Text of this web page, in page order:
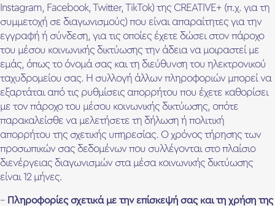
Instagram, Facebook, Twitter, TikTok) της CREATIVE+ (π.χ. για τη
συμμετοχή σε διαγωνισμούς) που είναι απαραίτητες για την
εγγραφή ή σύνδεση, για τις οποίες έχετε δώσει στον πάροχο
του μέσου κοινωνικής δικτύωσης την άδεια να μοιραστεί με
εμάς, όπως το όνομά σας και τη διεύθυνση του ηλεκτρονικού
ταχυδρομείου σας. Η συλλογή άλλων πληροφοριών μπορεί να
εξαρτάται από τις ρυθμίσεις απορρήτου που έχετε καθορίσει
με τον πάροχο του μέσου κοινωνικής δικτύωσης, οπότε
παρακαλείσθε να μελετήσετε τη δήλωση ή πολιτική
απορρήτου της σχετικής υπηρεσίας. O χρόνος τήρησης των
προσωπικών σας δεδομένων που συλλέγονται στο πλαίσιο
διενέργειας διαγωνισμών στα μέσα κοινωνικής δικτύωσης
είναι 12 μήνες.
– Πληροφορίες σχετικά με την επίσκεψή σας και τη χρήση της